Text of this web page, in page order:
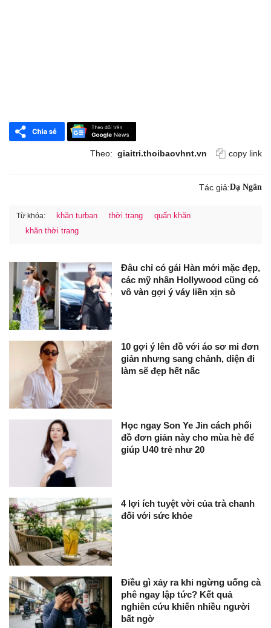
Theo: giaitri.thoibaovhnt.vn copy link
Tác giả:Dạ Ngân
Từ khóa: khăn turban thời trang
quấn khăn
khăn thời trang
Đâu chỉ có gái Hàn mới mặc đẹp,
các mỹ nhân Hollywood cũng có
vô vàn gợi ý váy liền xịn sò
10 gợi ý lên đồ với áo sơ mi đơn
giản nhưng sang chảnh, diện đi
làm sẽ đẹp hết nấc
Học ngay Son Ye Jin cách phối
đồ đơn giản này cho mùa hè để
giúp U40 trẻ như 20
4 lợi ích tuyệt vời của trà chanh
đối với sức khỏe
Điều gì xảy ra khi ngừng uống cà
phê ngay lập tức? Kết quả
nghiên cứu khiến nhiều người
bất ngờ